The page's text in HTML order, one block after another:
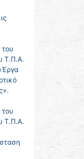
Τ.Π.Α.
Τ.Π.Α.